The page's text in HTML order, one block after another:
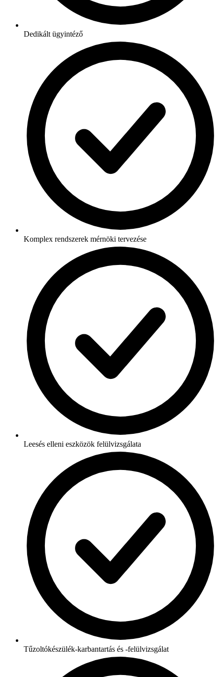
Dedikált ügyintéző
Komplex rendszerek mérnöki tervezése
Leesés elleni eszközök felülvizsgálata
Tűzoltókészülék-karbantartás és -felülvizsgálat